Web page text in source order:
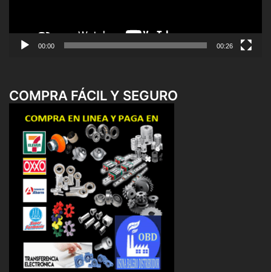
00:00 00:26
COMPRA FÁCIL Y SEGURO